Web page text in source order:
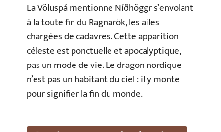
La Völuspá mentionne Níðhöggr s’envolant
à la toute fin du Ragnarök, les ailes
chargées de cadavres. Cette apparition
céleste est ponctuelle et apocalyptique,
pas un mode de vie. Le dragon nordique
n’est pas un habitant du ciel : il y monte
pour signifier la fin du monde.